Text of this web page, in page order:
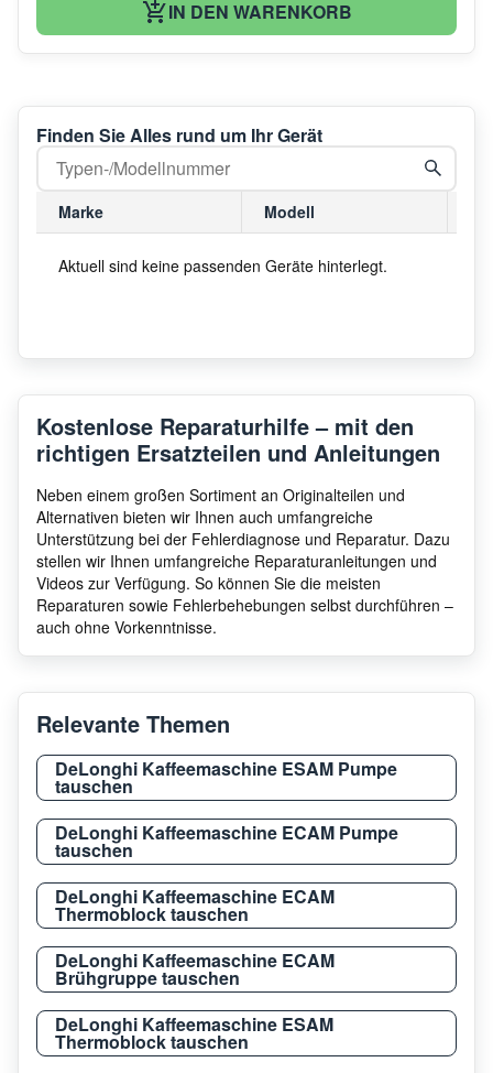
IN DEN WARENKORB
Finden Sie Alles rund um Ihr Gerät
Marke Modell
Aktuell sind keine passenden Geräte hinterlegt.
Kostenlose Reparaturhilfe – mit den
richtigen Ersatzteilen und Anleitungen
Neben einem großen Sortiment an Originalteilen und
Alternativen bieten wir Ihnen auch umfangreiche
Unterstützung bei der Fehlerdiagnose und Reparatur. Dazu
stellen wir Ihnen umfangreiche Reparaturanleitungen und
Videos zur Verfügung. So können Sie die meisten
Reparaturen sowie Fehlerbehebungen selbst durchführen –
auch ohne Vorkenntnisse.
Relevante Themen
DeLonghi Kaffeemaschine ESAM Pumpe
tauschen
DeLonghi Kaffeemaschine ECAM Pumpe
tauschen
DeLonghi Kaffeemaschine ECAM
Thermoblock tauschen
DeLonghi Kaffeemaschine ECAM
Brühgruppe tauschen
DeLonghi Kaffeemaschine ESAM
Thermoblock tauschen